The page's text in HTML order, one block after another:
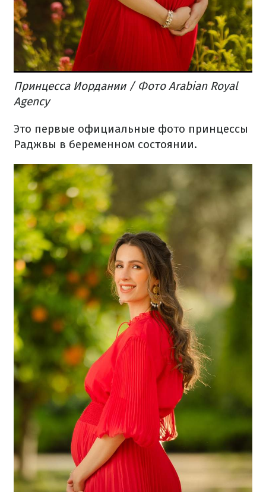
Принцесса Иордании / Фото Arabian Royal
Agency
Это первые официальные фото принцессы
Раджвы в беременном состоянии.